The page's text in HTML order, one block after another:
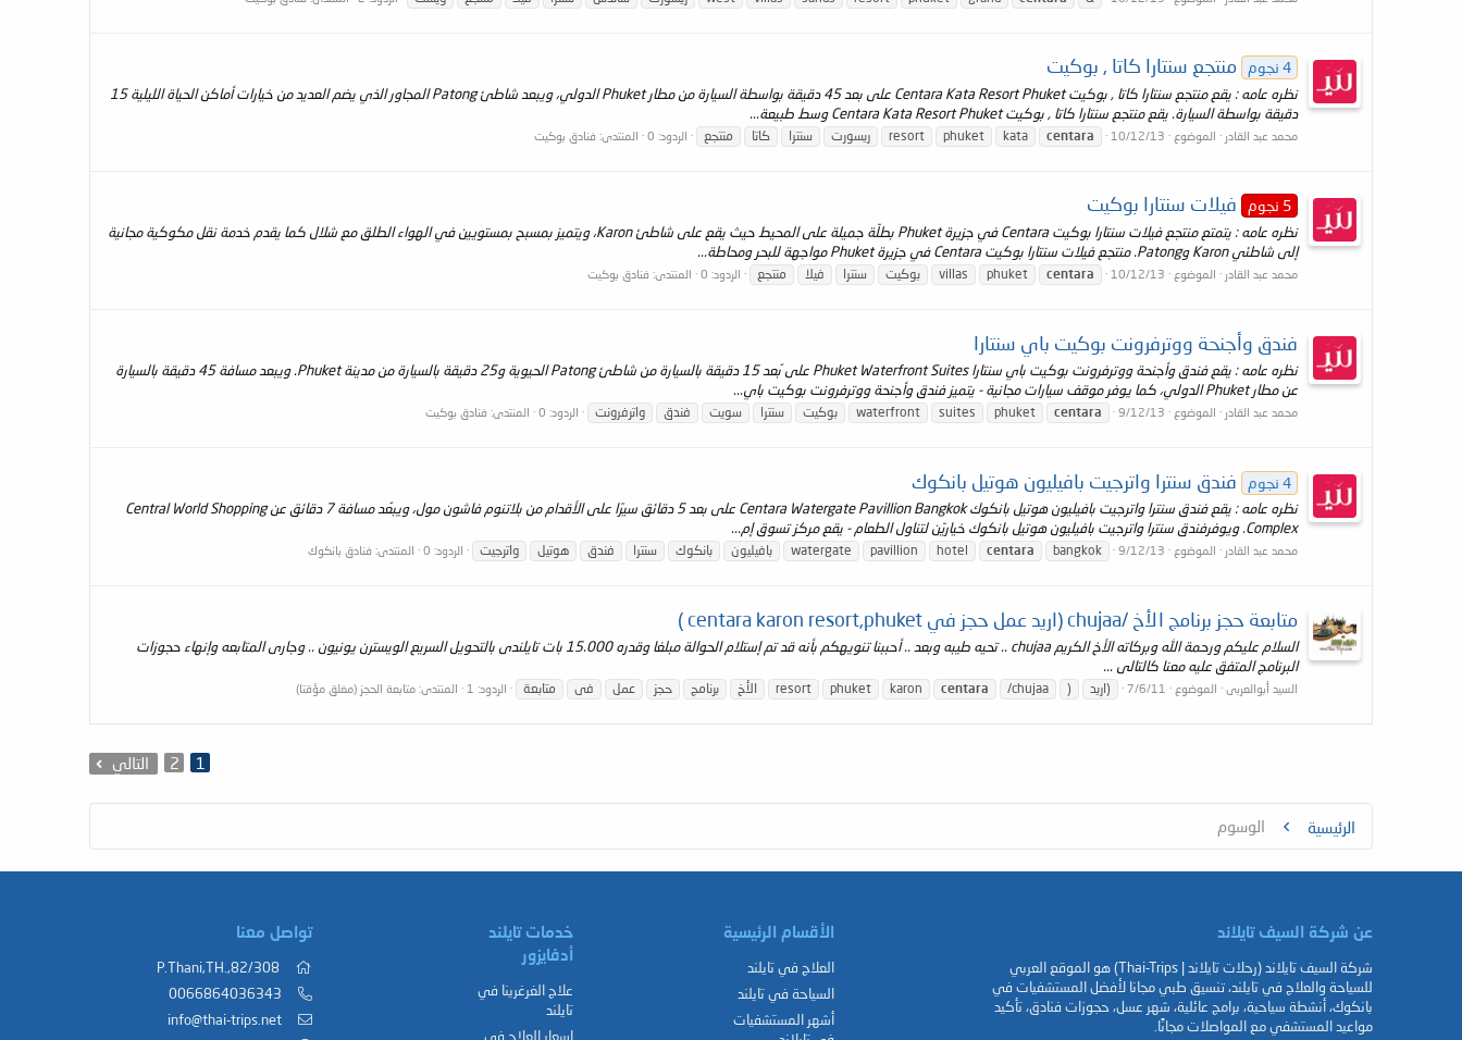
4 نجوم منتجع سنتارا كاتا , بوكيت
نظره عامه : يقع منتجع سنتارا كاتا , بوكيت Centara Kata Resort Phuket على بعد 45 دقيقة بواسطة السيارة من مطار Phuket الدولي، ويبعد شاطئ Patong المجاور الذي يضم العديد من خيارات أماكن الحياة الليلية 15
دقيقة بواسطة السيارة. يقع منتجع سنتارا كاتا , بوكيت Centara Kata Resort Phuket وسط طبيعة...
محمد عبد القادر الموضوع 10/12/13
centara
kata
phuket
resort ريسورت سنترا كاتا منتجع الردود: 0 المنتدى: فنادق بوكيت
5 نجوم فيلات سنتارا بوكيت
نظره عامه : يتمتع منتجع فيلات سنتارا بوكيت Centara في جزيرة Phuket بطلّة جميلة على المحيط حيث يقع على شاطئ Karon، ويتميز بمسبح بمستويين في الهواء الطلق مع شلال كما يقدم خدمة نقل مكوكية مجانية
إلى شاطئي Karon وPatong. منتجع فيلات سنتارا بوكيت Centara في جزيرة Phuket مواجهة للبحر ومحاطة...
محمد عبد القادر الموضوع 10/12/13
centara
phuket
villas بوكيت سنترا فيلا منتجع الردود: 0 المنتدى: فنادق بوكيت
فندق وأجنحة ووترفرونت بوكيت باي سنتارا
نظره عامه : يقع فندق وأجنحة ووترفرونت بوكيت باي سنتارا Phuket Waterfront Suites على بُعد 15 دقيقة بالسيارة من شاطئ Patong الحيوية و25 دقيقة بالسيارة من مدينة Phuket. ويبعد مسافة 45 دقيقة بالسيارة
عن مطار Phuket الدولي، كما يوفر موقف سيارات مجانية - يتميز فندق وأجنحة ووترفرونت بوكيت باي...
محمد عبد القادر الموضوع 9/12/13
centara
phuket
suites
waterfront بوكيت سنترا سويت فندق واترفرونت الردود: 0 المنتدى: فنادق بوكيت
4 نجوم فندق سنترا واترجيت بافيليون هوتيل بانكوك
نظره عامه : يقع فندق سنترا واترجيت بافيليون هوتيل بانكوك Centara Watergate Pavillion Bangkok على بعد 5 دقائق سيرًا على الأقدام من بلاتنوم فاشون مول، ويبعُد مسافة 7 دقائق عن Central World Shopping
Complex. ويوفرفندق سنترا واترجيت بافيليون هوتيل بانكوك خياريّن لتناول الطعام - يقع مركز تسوق إم...
محمد عبد القادر الموضوع 9/12/13
bangkok
centara
hotel
pavillion
watergate بافيليون بانكوك سنترا فندق هوتيل واترجيت الردود: 0 المنتدى: فنادق بانكوك
متابعة حجز برنامج الأخ /chujaa (اريد عمل حجز في centara karon resort,phuket )
السلام عليكم ورحمة الله وبركاته الأخ الكريم chujaa .. تحيه طيبه وبعد .. أحببنا تنويهكم بأنه قد تم إستلام الحوالة مبلغا وقدره 15.000 بات تايلندى بالتحويل السريع الويسترن يونيون .. وجارى المتابعه وإنهاء حجوزات
البرنامج المتفق عليه معنا كالتالى ...
السيد أبوالعربى الموضوع 7/6/11 (اريد )
/chujaa
centara
karon
phuket
resort الأخ برنامج حجز عمل فى متابعة الردود: 1 المنتدى: متابعة الحجز (مغلق مؤقتا)
1
2 التالي
الرئيسية الوسوم
عن شركة السيف تايلاند
شركة السيف تايلاند (رحلات تايلاند | Thai-Trips) هو الموقع العربي
للسياحة والعلاج في تايلند، تنسيق طبي مجانا لأفضل المستشفيات في
بانكوك، أنشطة سياحية، برامج عائلية، شهر عسل، حجوزات فنادق، تأكيد
مواعيد المستشفي مع المواصلات مجانًا.
الأقسام الرئيسية
العلاج في تايلند
السياحة في تايلند
أشهر المستشفيات
خدمات تايلند
أدفايزور
علاج الغرغرينا في
تايلند
اسعار العلاج في
تواصل معنا
82/308,.P.Thani,TH
0066864036343
info@thai-trips.net